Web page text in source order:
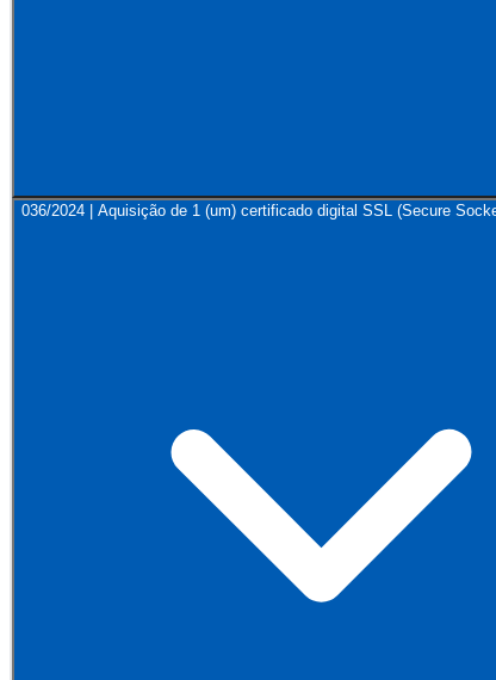
036/2024 | Aquisição de 1 (um) certificado digital SSL (Secure